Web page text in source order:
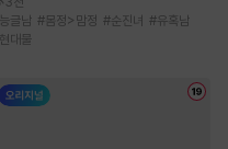
글남 #몸정>맘정 #순진녀 #유혹남
대물